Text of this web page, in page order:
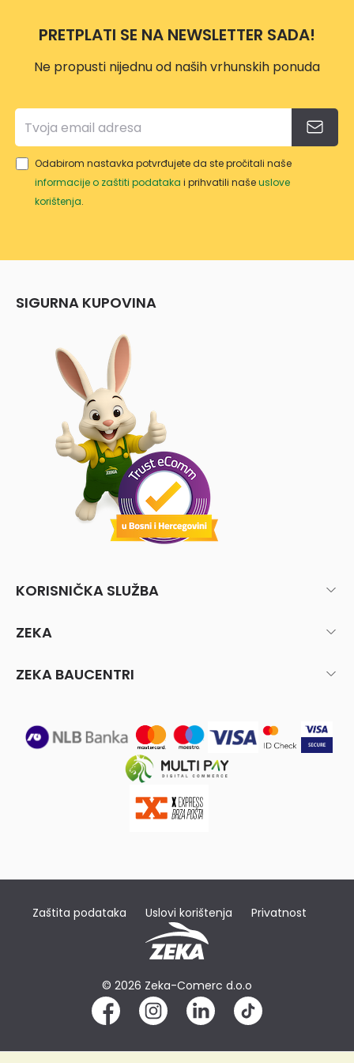
YE73
0
PRETPLATI SE NA NEWSLETTER SADA!
Ne propusti nijednu od naših vrhunskih ponuda
Odabirom nastavka potvrđujete da ste pročitali naše
informacije o zaštiti podataka i prihvatili našeuslove
korištenja.
SIGURNA KUPOVINA
KORISNIČKA SLUŽBA
ZEKA
ZEKA BAUCENTRI
Zaštita podataka Uslovi korištenja Privatnost
© 2026 Zeka-Comerc d.o.o